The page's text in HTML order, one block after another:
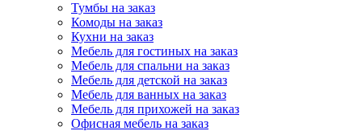
Тумбы на заказ
Комоды на заказ
Кухни на заказ
Мебель для гостиных на заказ
Мебель для спальни на заказ
Мебель для детской на заказ
Мебель для ванных на заказ
Мебель для прихожей на заказ
Офисная мебель на заказ